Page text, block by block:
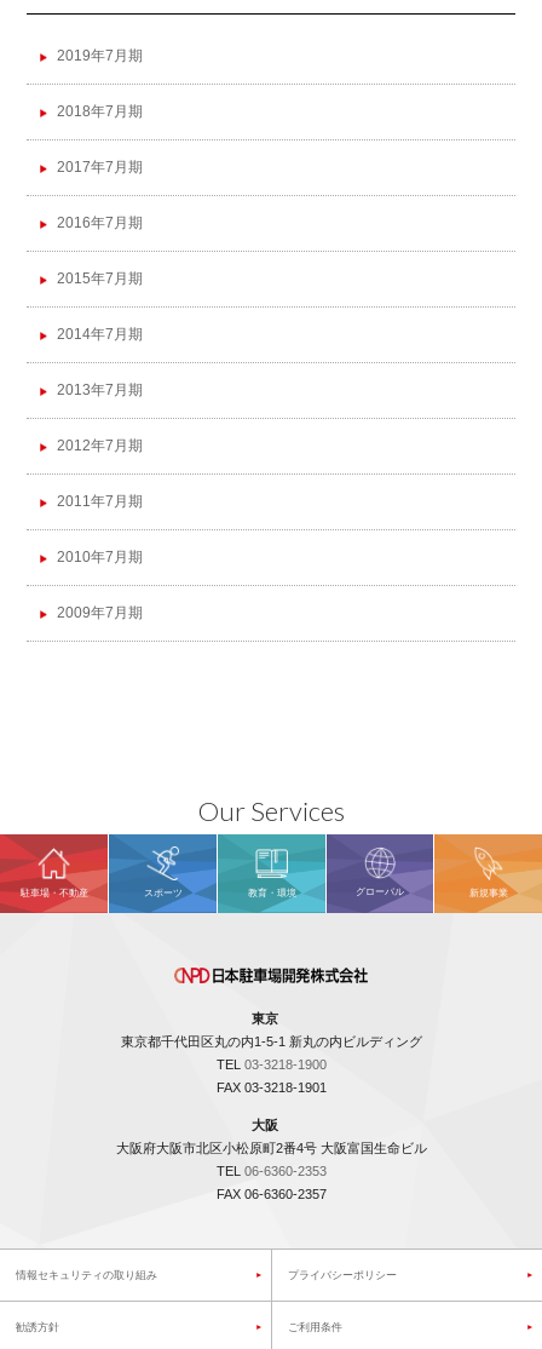
2019年7月期
2018年7月期
2017年7月期
2016年7月期
2015年7月期
2014年7月期
2013年7月期
2012年7月期
2011年7月期
2010年7月期
2009年7月期
Our Services
駐車場・不動産 スポーツ 教育・環境 グローバル 新規事業
東京
東京都千代田区丸の内1-5-1 新丸の内ビルディング
TEL 03-3218-1900
FAX 03-3218-1901
大阪
大阪府大阪市北区小松原町2番4号 大阪富国生命ビル
TEL 06-6360-2353
FAX 06-6360-2357
情報セキュリティの取り組み プライバシーポリシー
勧誘方針 ご利用条件